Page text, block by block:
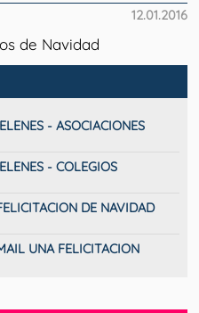
12.01.2016
de Navidad
- ASOCIACIONES
- COLEGIOS
DE NAVIDAD
UNA FELICITACION